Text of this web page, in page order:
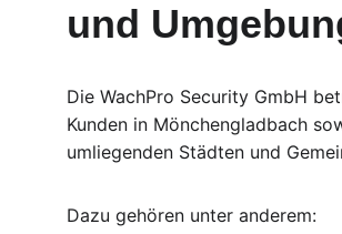
und
Die WachPro Security GmbH
Kunden in Mönchengladbach
umliegenden Städten und
Dazu gehören unter anderem: